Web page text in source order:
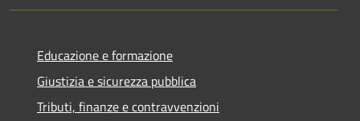
Educazione e formazione
Giustizia e sicurezza pubblica
Tributi, finanze e contravvenzioni